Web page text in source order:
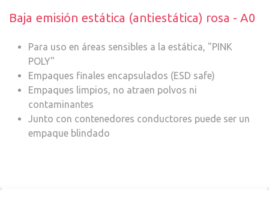
Baja emisión estática (antiestática) rosa - A0
Para uso en áreas sensibles a la estática, "PINK
POLY"
Empaques finales encapsulados (ESD safe)
Empaques limpios, no atraen polvos ni
contaminantes
Junto con contenedores conductores puede ser un
empaque blindado